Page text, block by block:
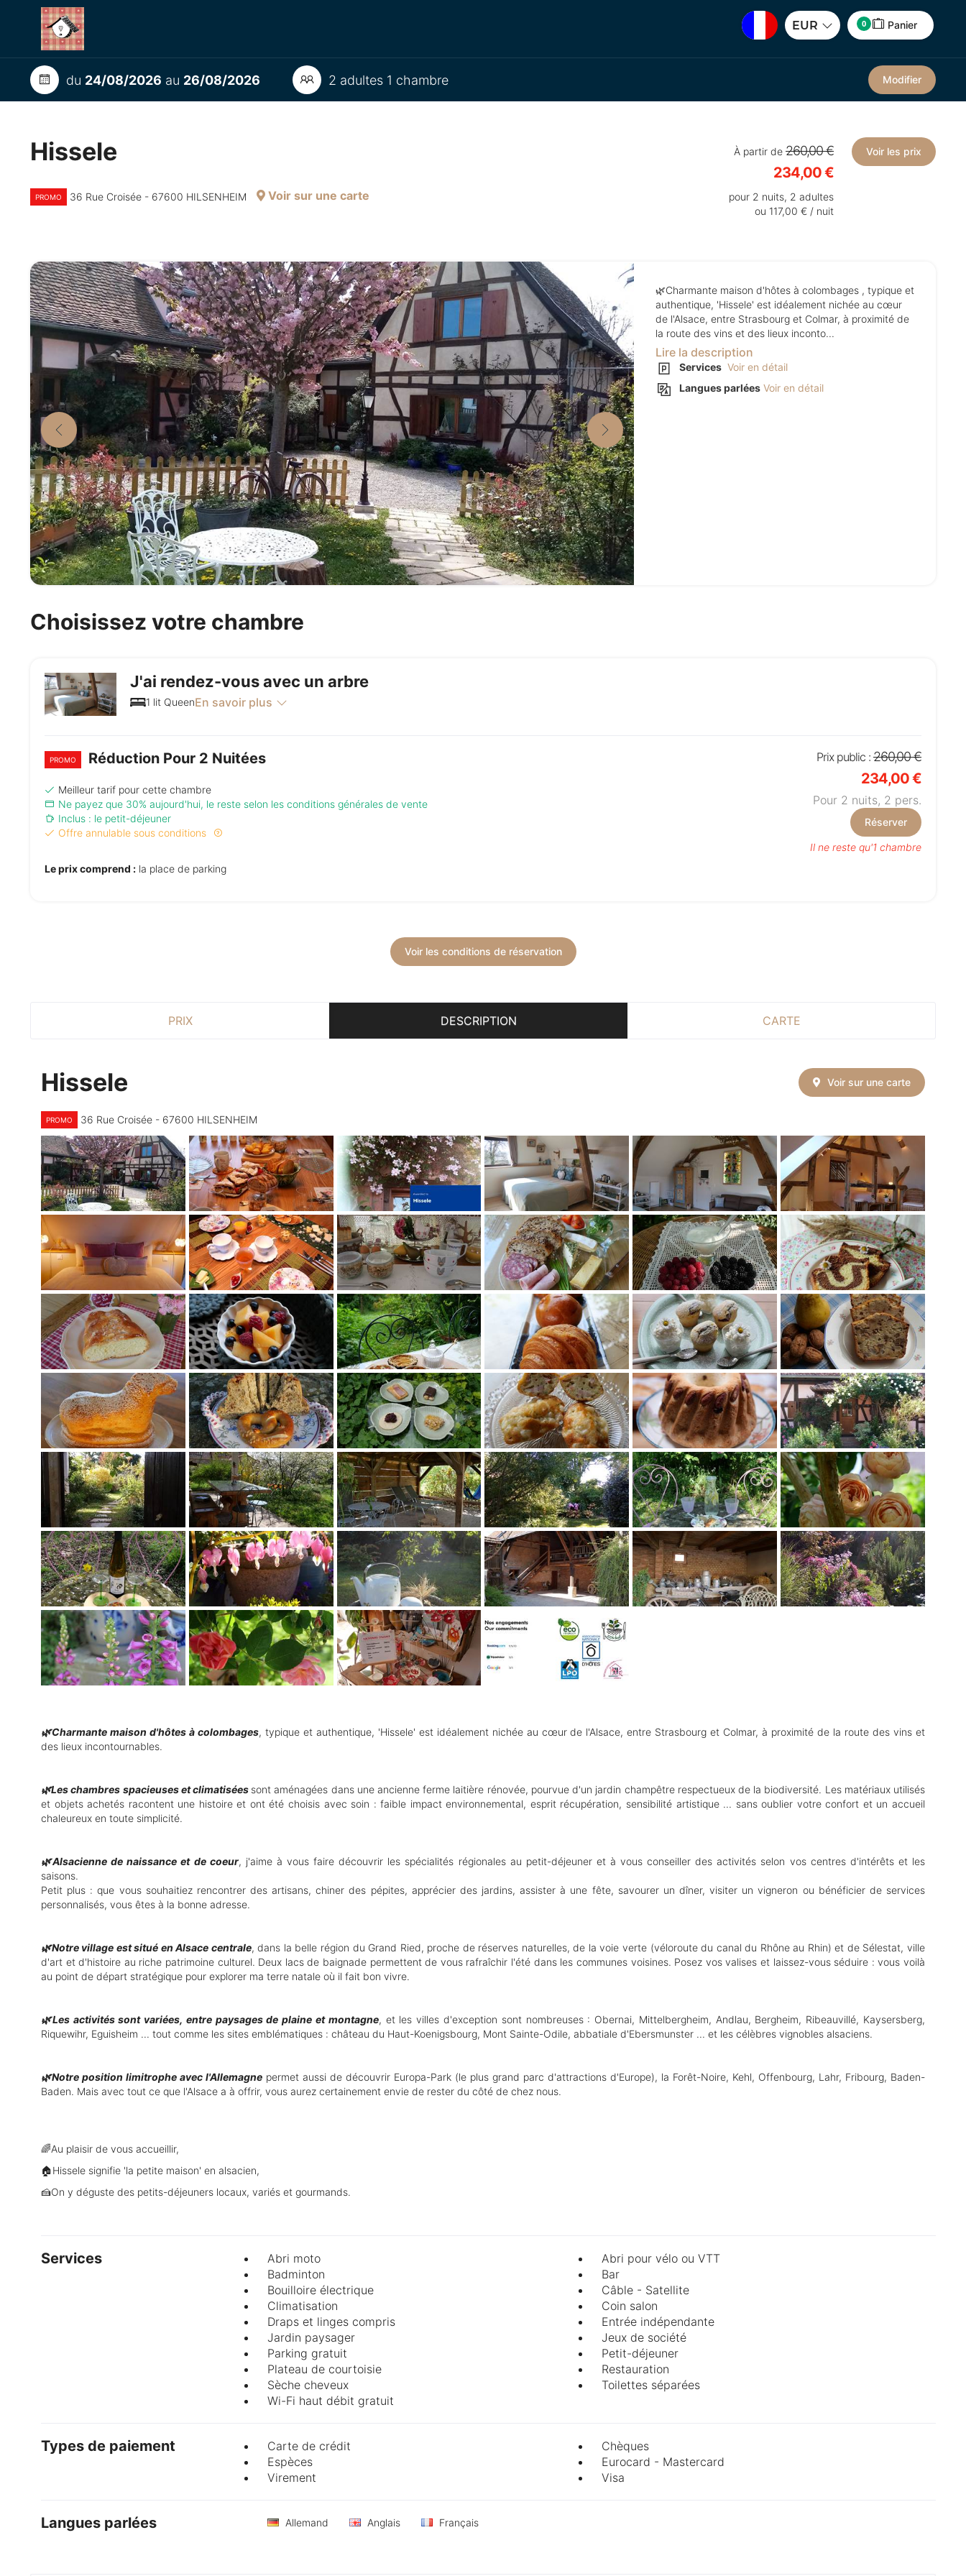
EUR 0 Panier
du 24/08/2026 au 26/08/2026 2 adultes 1 chambre Modifier
Hissele
PROMO 36 Rue Croisée - 67600 HILSENHEIM Voir sur une carte
À partir de 260,00 €
234,00 €
pour 2 nuits, 2 adultes
ou 117,00 € / nuit
Voir les prix
🌿Charmante maison d'hôtes à colombages , typique et
authentique, 'Hissele' est idéalement nichée au cœur
de l'Alsace, entre Strasbourg et Colmar, à proximité de
la route des vins et des lieux inconto...
Lire la description
Services Voir en détail
Langues parlées Voir en détail
Choisissez votre chambre
J'ai rendez-vous avec un arbre
1 lit QueenEn savoir plus
PROMO Réduction Pour 2 Nuitées
Meilleur tarif pour cette chambre
Ne payez que 30% aujourd'hui, le reste selon les conditions générales de vente
Inclus : le petit-déjeuner
Offre annulable sous conditions
Le prix comprend : la place de parking
Prix public : 260,00 €
234,00 €
Pour 2 nuits, 2 pers.
Réserver
Il ne reste qu'1 chambre
Voir les conditions de réservation
PRIX DESCRIPTION CARTE
Hissele
PROMO 36 Rue Croisée - 67600 HILSENHEIM
Voir sur une carte
🌿Charmante maison d'hôtes à colombages, typique et authentique, 'Hissele' est idéalement nichée au cœur de l'Alsace, entre Strasbourg et Colmar, à proximité de la route des vins et
des lieux incontournables.
🌿Les chambres spacieuses et climatisées sont aménagées dans une ancienne ferme laitière rénovée, pourvue d'un jardin champêtre respectueux de la biodiversité. Les matériaux utilisés
et objets achetés racontent une histoire et ont été choisis avec soin : faible impact environnemental, esprit récupération, sensibilité artistique ... sans oublier votre confort et un accueil
chaleureux en toute simplicité.
🌿Alsacienne de naissance et de coeur, j'aime à vous faire découvrir les spécialités régionales au petit-déjeuner et à vous conseiller des activités selon vos centres d'intérêts et les
saisons.
Petit plus : que vous souhaitiez rencontrer des artisans, chiner des pépites, apprécier des jardins, assister à une fête, savourer un dîner, visiter un vigneron ou bénéficier de services
personnalisés, vous êtes à la bonne adresse.
🌿Notre village est situé en Alsace centrale, dans la belle région du Grand Ried, proche de réserves naturelles, de la voie verte (véloroute du canal du Rhône au Rhin) et de Sélestat, ville
d'art et d'histoire au riche patrimoine culturel. Deux lacs de baignade permettent de vous rafraîchir l'été dans les communes voisines. Posez vos valises et laissez-vous séduire : vous voilà
au point de départ stratégique pour explorer ma terre natale où il fait bon vivre.
🌿Les activités sont variées, entre paysages de plaine et montagne, et les villes d'exception sont nombreuses : Obernai, Mittelbergheim, Andlau, Bergheim, Ribeauvillé, Kaysersberg,
Riquewihr, Eguisheim ... tout comme les sites emblématiques : château du Haut-Koenigsbourg, Mont Sainte-Odile, abbatiale d'Ebersmunster ... et les célèbres vignobles alsaciens.
🌿Notre position limitrophe avec l'Allemagne permet aussi de découvrir Europa-Park (le plus grand parc d'attractions d'Europe), la Forêt-Noire, Kehl, Offenbourg, Lahr, Fribourg, Baden-
Baden. Mais avec tout ce que l'Alsace a à offrir, vous aurez certainement envie de rester du côté de chez nous.
🌈Au plaisir de vous accueillir,
🏠Hissele signifie 'la petite maison' en alsacien,
🍰On y déguste des petits-déjeuners locaux, variés et gourmands.
Services Abri moto
Abri pour vélo ou VTT
Badminton
Bar
Bouilloire électrique
Câble - Satellite
Climatisation
Coin salon
Draps et linges compris
Entrée indépendante
Jardin paysager
Jeux de société
Parking gratuit
Petit-déjeuner
Plateau de courtoisie
Restauration
Sèche cheveux
Toilettes séparées
Wi-Fi haut débit gratuit
Types de paiement Carte de crédit
Chèques
Espèces
Eurocard - Mastercard
Virement
Visa
Langues parlées Allemand Anglais Français